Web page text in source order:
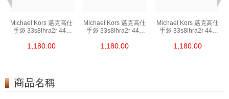
Michael Kors 邁克高仕
手袋 33s8lhra2r 449
1,180.00
Michael Kors 邁克高仕
手袋 33s8lhra2r 449
1,180.00
Michael Kors 邁克高仕
手袋 33s8lhra2r 449
1,180.00
商品名稱